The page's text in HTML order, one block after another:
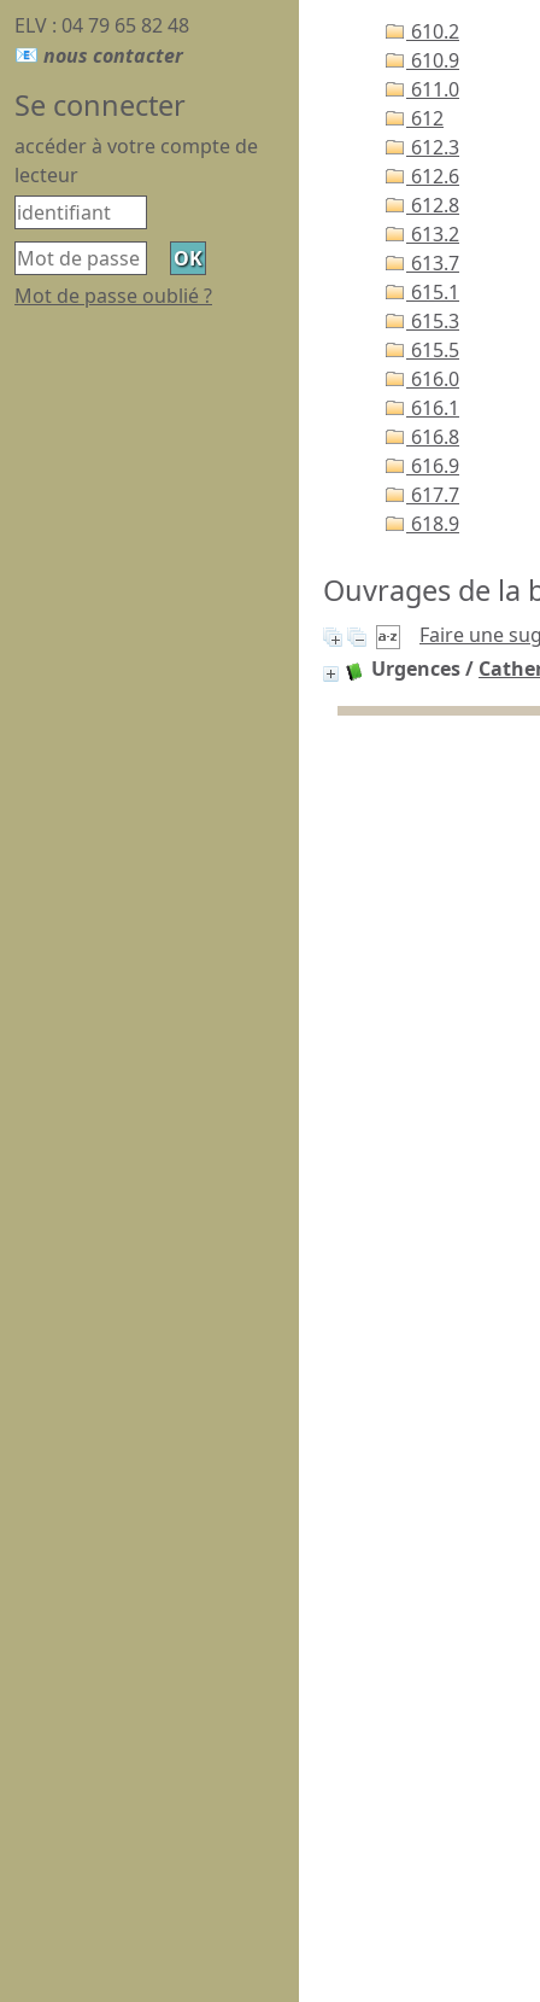
610.2
610.9
611.0
612
612.3
612.6
612.8
613.2
613.7
615.1
615.3
615.5
616.0
616.1
616.8
616.9
617.7
618.9
Ouvrages de la
Faire une
Urgences/
ELV : 04 79 65 82 48
Se connecter
accéder à votre compte de
lecteur
Mot de passe oublié ?